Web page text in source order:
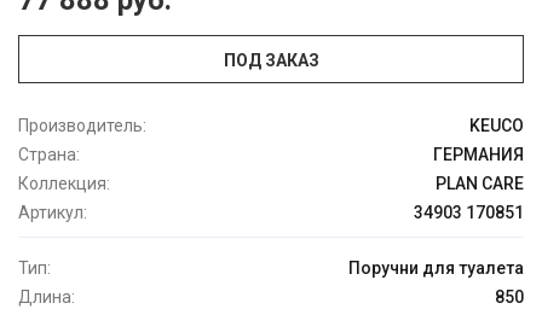
ПОД ЗАКАЗ
Производитель:
KEUCO
Страна:
ГЕРМАНИЯ
Коллекция:
PLAN CARE
Артикул:
34903 170851
Тип:
Поручни для туалета
Длина:
850